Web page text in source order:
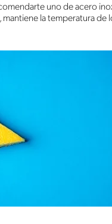
uno de acero
la temperatura de